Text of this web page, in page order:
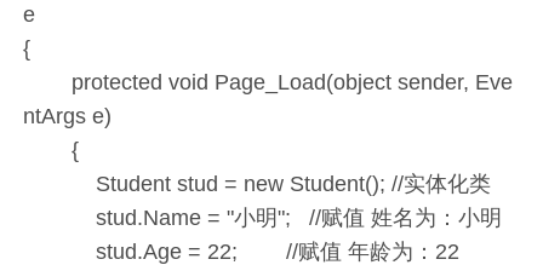
e
{
protected void Page_Load(object sender, Eve
ntArgs e)
{
Student stud = new Student(); //实体化类
stud.Name = "小明"; //赋值 姓名为：小明
stud.Age = 22; //赋值 年龄为：22